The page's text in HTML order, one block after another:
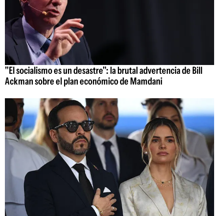
"El socialismo es un desastre": la brutal advertencia de Bill
Ackman sobre el plan económico de Mamdani